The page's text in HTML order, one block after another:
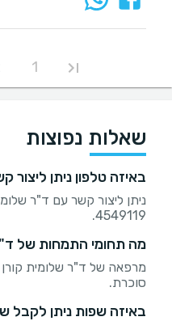
1
שאלות נפוצות
באיזה טלפון ניתן
4549119.
מה תחומי התמחות של
מרפאה של ד"ר שלומית קורן
סוכרת.
באיזה שפות ניתן לקבל